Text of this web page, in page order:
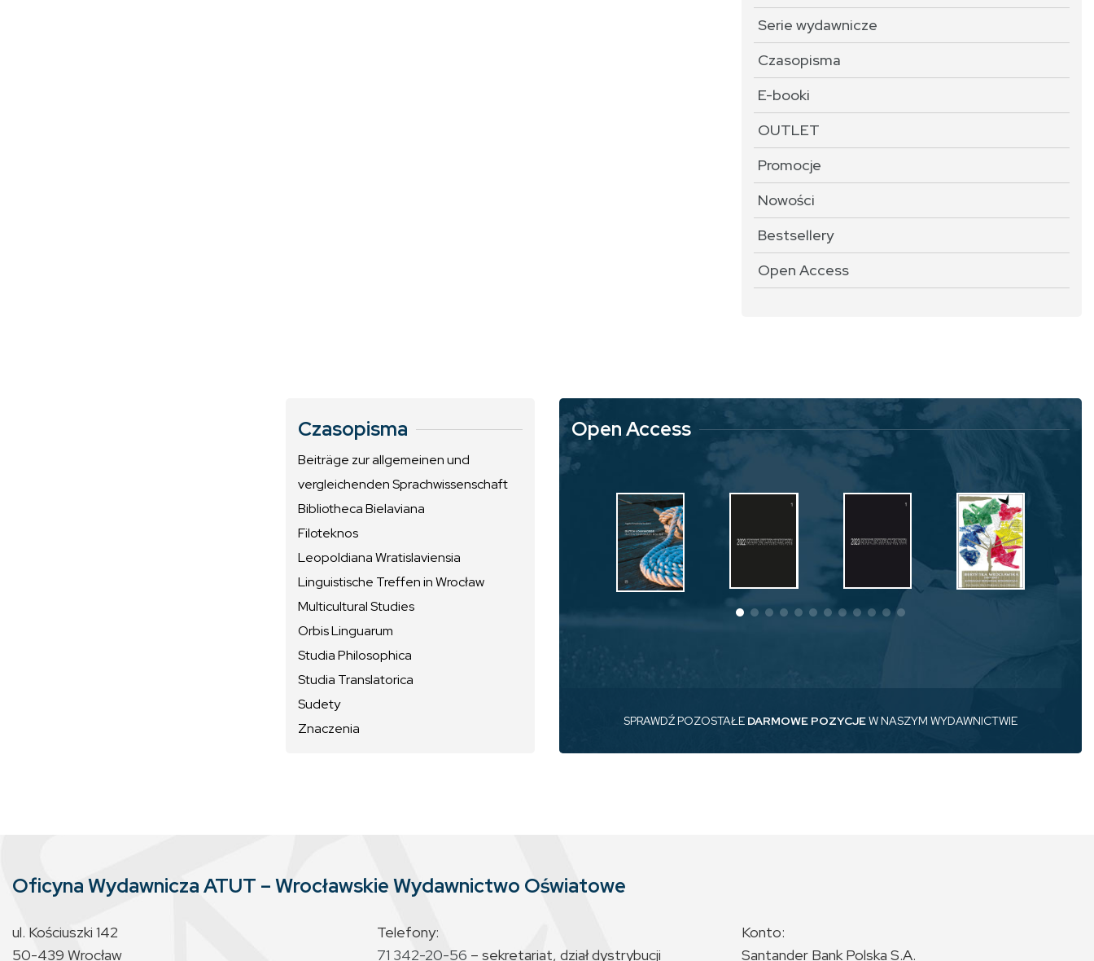
Serie wydawnicze
Czasopisma
E-booki
OUTLET
Promocje
Nowości
Bestsellery
Open Access
Czasopisma
Beiträge zur allgemeinen und
vergleichenden Sprachwissenschaft
Bibliotheca Bielaviana
Filoteknos
Leopoldiana Wratislaviensia
Linguistische Treffen in Wrocław
Multicultural Studies
Orbis Linguarum
Studia Philosophica
Studia Translatorica
Sudety
Znaczenia
Open Access
SPRAWDŹ POZOSTAŁE DARMOWE POZYCJEW NASZYM WYDAWNICTWIE
Oficyna Wydawnicza ATUT – Wrocławskie Wydawnictwo Oświatowe
ul. Kościuszki 142
50-439 Wrocław
Telefony:
71 342-20-56 – sekretariat, dział dystrybucji
Konto:
Santander Bank Polska S.A.